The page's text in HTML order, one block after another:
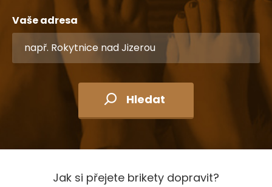
Vaše adresa
Hledat
Jak si přejete brikety dopravit?